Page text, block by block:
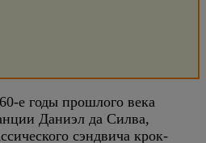
е годы прошлого века
Даниэл да Силва,
сэндвича крок-